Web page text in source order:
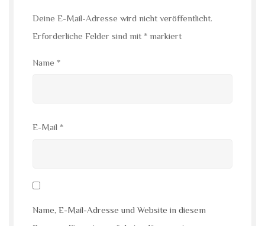
Deine E-Mail-Adresse wird nicht veröffentlicht.
Erforderliche Felder sind mit * markiert
Name *
E-Mail *
Name, E-Mail-Adresse und Website in diesem